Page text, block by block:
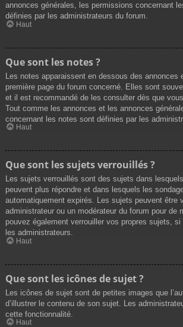
annonces générales, les permissions concernant
définies par les administrateurs du forum.
Haut
Que sont les notes ?
Les notes apparaissent en dessous des annonces
première page du forum concerné. Elles sont
et il est recommandé de les consulter dès que
Tout comme les annonces et les annonces
concernant les notes sont définies par les
Haut
Que sont les sujets verrouillés ?
Les sujets verrouillés sont des sujets dans
peuvent plus répondre et dans lesquels les
automatiquement expirés. Les sujets peuvent être
administrateur ou un modérateur du forum pour de
pouvez également verrouiller vos propres sujets,
les administrateurs.
Haut
Que sont les icônes de sujet ?
Les icônes de sujet sont de petites images que
d’illustrer le contenu de son sujet. Les
cette fonctionnalité.
Haut